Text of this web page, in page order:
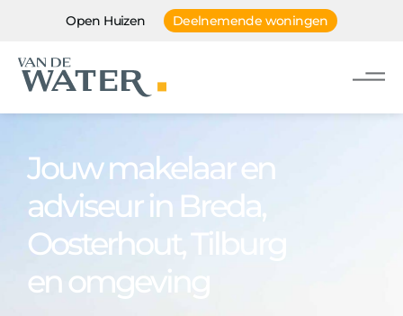
Open Huizen Deelnemende woningen
Jouw makelaar en
adviseur in Breda,
Oosterhout, Tilburg
en omgeving